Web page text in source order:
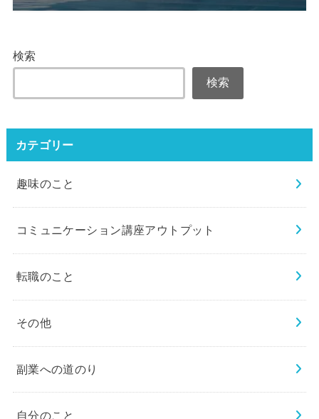
検索
検索
カテゴリー
趣味のこと
コミュニケーション講座アウトプット
転職のこと
その他
副業への道のり
自分のこと